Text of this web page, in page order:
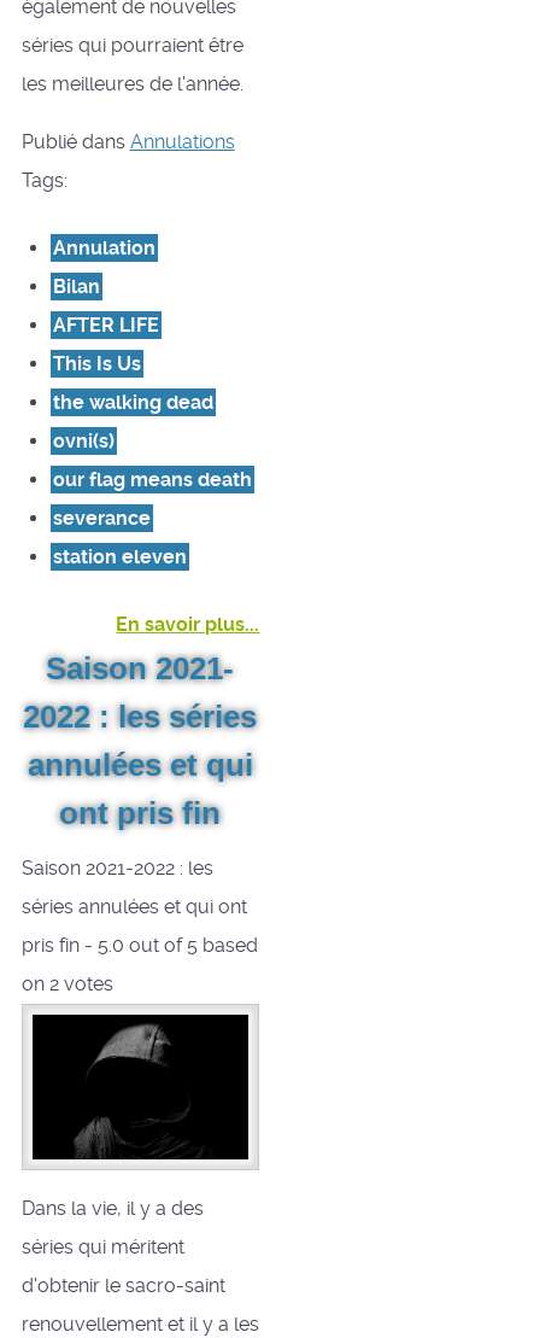
également de nouvelles
séries qui pourraient être
les meilleures de l'année.
Publié dans Annulations
Tags:
Annulation
Bilan
AFTER LIFE
This Is Us
the walking dead
ovni(s)
our flag means death
severance
station eleven
En savoir plus...
Saison 2021-
2022 : les séries
annulées et qui
ont pris fin
Saison 2021-2022 : les
séries annulées et qui ont
pris fin- 5.0 out of 5 based
on 2votes
Dans la vie, il y a des
séries qui méritent
d'obtenir le sacro-saint
renouvellement et il y a les